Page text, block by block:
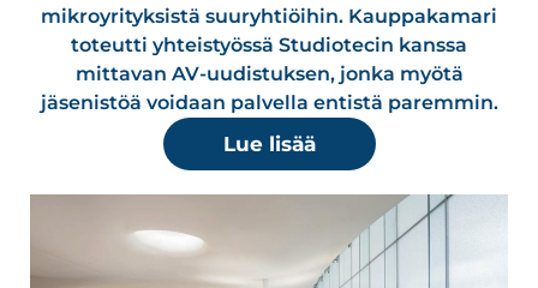
mikroyrityksistä suuryhtiöihin. Kauppakamari
toteutti yhteistyössä Studiotecin kanssa
mittavan AV-uudistuksen, jonka myötä
jäsenistöä voidaan palvella entistä paremmin.
Lue lisää